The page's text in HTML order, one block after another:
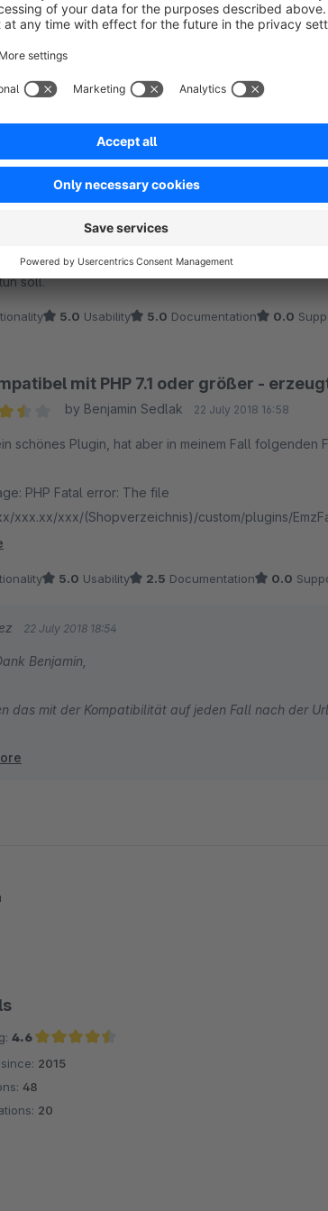
rating of 5 out of 5 stars
dass was es soll und trotzdem es kostenlos ist,
bzgl. kleinerer Fehler reagiert. Meistens sogar
rating of 5 out of 5 stars
soll.
5.0 Usability 5.0 Documentation 0.0
mit PHP 7.1 oder größer -
by Benjamin Sedlak 22 July 2018 16:58
schönes Plugin, hat aber in meinem Fall
PHP Fatal error: The file
xxx.xx/xxx/(Shopverzeichnis)/custom/plugins/
the ionCube Encoder for PHP 5.6 and cannot run
Edge und Google Chrome ein "HTTP Error 500"
anmelden und unter: /
"EmzFancyShoppingCart" löschen.
darauf hinweisen, dass PHP Version 7.1 und
es dem einen oder anderen weiter hilft.
5.0 Usability 2.5 Documentation 0.0
22 July 2018 18:54
Benjamin,
das mit der Kompatibilität auf jeden Fall nach der
4.6
Average rating of 4.6 out of 5 stars
2015
48
20